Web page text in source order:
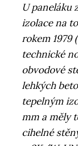
U paneláku
izolace na
rokem 1979
technické
obvodové
lehkých
tepelným
mm a měly
cihelné